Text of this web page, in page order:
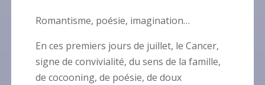
Romantisme, poésie, imagination…
En ces premiers jours de juillet, le Cancer,
signe de convivialité, du sens de la famille,
de cocooning, de poésie, de doux